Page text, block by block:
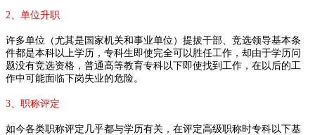
2、单位升职
许多单位（尤其是国家机关和事业单位）提拔干部、竞选领导基本条
件都是本科以上学历，专科生即使完全可以胜任工作，却由于学历问
题没有竞选资格，普通高等教育专科以下即使找到工作，在以后的工
作中可能面临下岗失业的危险。
3、职称评定
如今各类职称评定几乎都与学历有关，在评定高级职称时专科以下基